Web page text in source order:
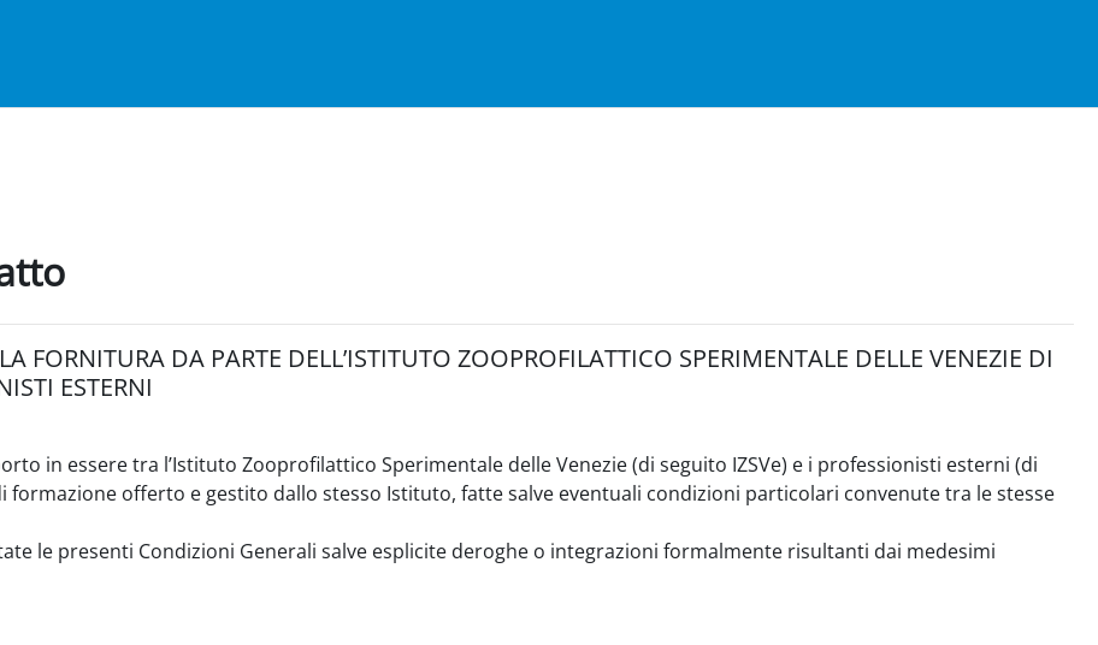
FORNITURA DA PARTE DELL’ISTITUTO ZOOPROFILATTICO SPERIMENTALE DELLE VENEZIE DI
ESTERNI
in essere tra l’Istituto Zooprofilattico Sperimentale delle Venezie (di seguito IZSVe) e i professionisti esterni (di
offerto e gestito dallo stesso Istituto, fatte salve eventuali condizioni particolari convenute tra le stesse
le presenti Condizioni Generali salve esplicite deroghe o integrazioni formalmente risultanti dai medesimi